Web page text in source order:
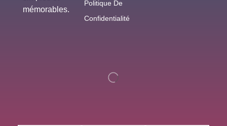
mémorables.
Politique De
Confidentialité